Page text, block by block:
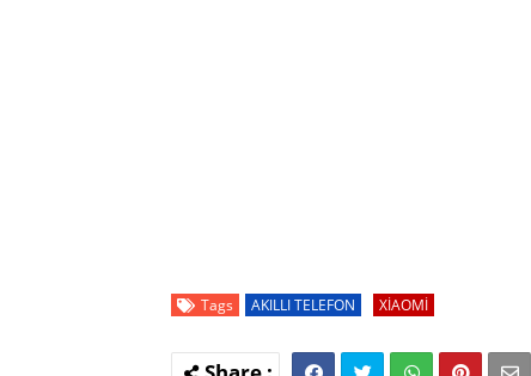
Tags AKILLI TELEFON XİAOMİ